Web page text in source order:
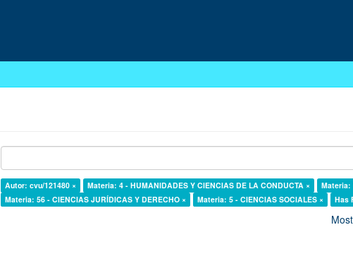
Autor: cvu/121480 × Materia: 4 - HUMANIDADES Y CIENCIAS DE LA CONDUCTA ×
Materia:
Materia: 56 - CIENCIAS JURÍDICAS Y DERECHO ×
Materia: 5 - CIENCIAS SOCIALES × Has